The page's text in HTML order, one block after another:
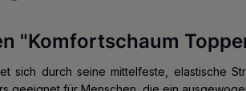
"Komfortschaum
sich durch seine mittelfeste, elastische